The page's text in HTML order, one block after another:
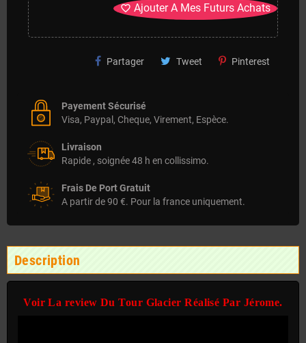
favorite_border Ajouter A Mes Futurs Achats
Partager Tweet Pinterest
Payement Sécurisé
Visa, Paypal, Cheque, Virement, Espèce.
Livraison
Rapide , soignée 48 h en collissimo.
Frais De Port Gratuit
A partir de 90 €. Pour la france uniquement.
Description
Voir La review Du Tour Glacier Réalisé Par Jérome.